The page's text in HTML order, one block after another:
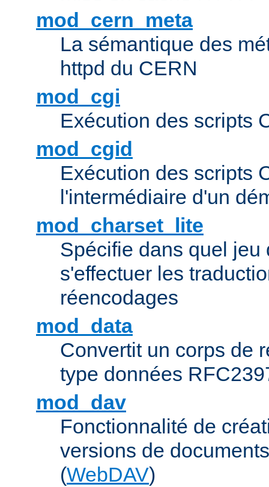
mod_cern_meta
La sémantique des
httpd du CERN
mod_cgi
Exécution des scripts
mod_cgid
Exécution des scripts
l'intermédiaire d'un
mod_charset_lite
Spécifie dans quel jeu
s'effectuer les
réencodages
mod_data
Convertit un corps de
type données
mod_dav
Fonctionnalité de
versions de
(WebDAV)